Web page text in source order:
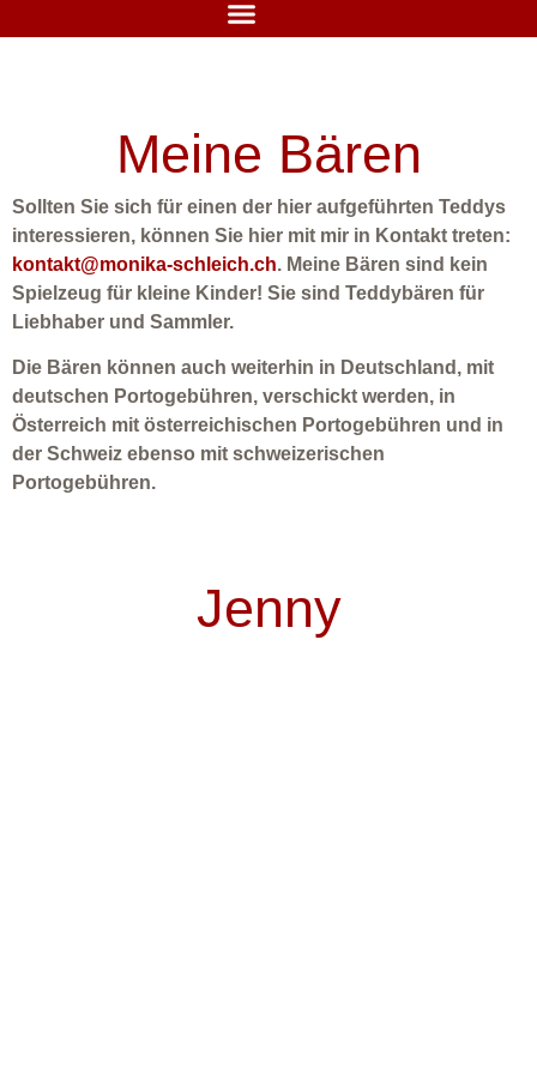
Meine Bären
Sollten Sie sich für einen der hier aufgeführten Teddys
interessieren, können Sie hier mit mir in Kontakt treten:
kontakt@monika-schleich.ch. Meine Bären sind kein
Spielzeug für kleine Kinder! Sie sind Teddybären für
Liebhaber und Sammler.
Die Bären können auch weiterhin in Deutschland, mit
deutschen Portogebühren, verschickt werden, in
Österreich mit österreichischen Portogebühren und in
der Schweiz ebenso mit schweizerischen
Portogebühren.
Jenny